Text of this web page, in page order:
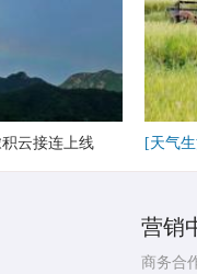
云接连上线 [天气
营销
商务合